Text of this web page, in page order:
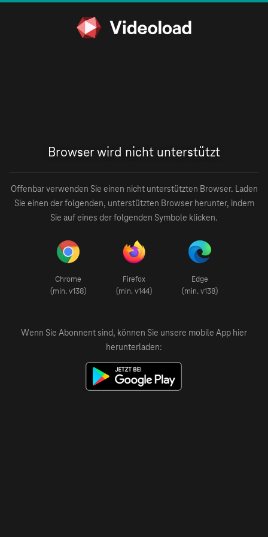
Browser wird nicht unterstützt
Offenbar verwenden Sie einen nicht unterstützten Browser. Laden
Sie einen der folgenden, unterstützten Browser herunter, indem
Sie auf eines der folgenden Symbole klicken.
Chrome
(min. v138)
Firefox
(min. v144)
Edge
(min. v138)
Wenn Sie Abonnent sind, können Sie unsere mobile App hier
herunterladen: